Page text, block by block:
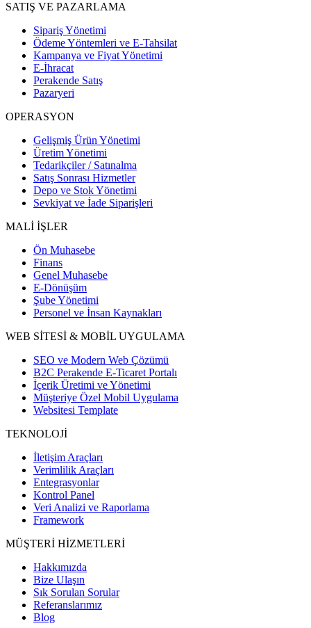
SATIŞ VE PAZARLAMA
Sipariş Yönetimi
Ödeme Yöntemleri ve E-Tahsilat
Kampanya ve Fiyat Yönetimi
E-İhracat
Perakende Satış
Pazaryeri
OPERASYON
Gelişmiş Ürün Yönetimi
Üretim Yönetimi
Tedarikçiler / Satınalma
Satış Sonrası Hizmetler
Depo ve Stok Yönetimi
Sevkiyat ve İade Siparişleri
MALİ İŞLER
Ön Muhasebe
Finans
Genel Muhasebe
E-Dönüşüm
Şube Yönetimi
Personel ve İnsan Kaynakları
WEB SİTESİ & MOBİL UYGULAMA
SEO ve Modern Web Çözümü
B2C Perakende E-Ticaret Portalı
İçerik Üretimi ve Yönetimi
Müşteriye Özel Mobil Uygulama
Websitesi Template
TEKNOLOJİ
İletişim Araçları
Verimlilik Araçları
Entegrasyonlar
Kontrol Panel
Veri Analizi ve Raporlama
Framework
MÜŞTERİ HİZMETLERİ
Hakkımızda
Bize Ulaşın
Sık Sorulan Sorular
Referanslarımız
Blog